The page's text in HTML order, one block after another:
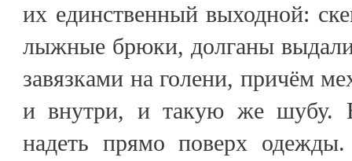
их единственный выходной:
лыжные брюки, долганы
завязками на голени, причём
и внутри, и такую же шубу.
надеть прямо поверх